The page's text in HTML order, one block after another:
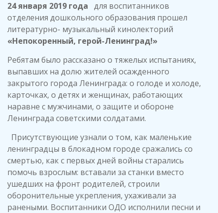
24 января 2019 года для воспитанников
отделения дошкольного образования прошел
литературно- музыкальный кинолекторий
«Непокоренный, герой-Ленинград!»
Ребятам было рассказано о тяжелых испытаниях,
выпавших на долю жителей осажденного
закрытого города Ленинграда: о голоде и холоде,
карточках, о детях и женщинах, работающих
наравне с мужчинами, о защите и обороне
Ленинграда советскими солдатами.
Присутствующие узнали о том, как маленькие
ленинградцы в блокадном городе сражались со
смертью, как с первых дней войны старались
помочь взрослым: вставали за станки вместо
ушедших на фронт родителей, строили
оборонительные укрепления, ухаживали за
ранеными. Воспитанники ОДО исполнили песни и